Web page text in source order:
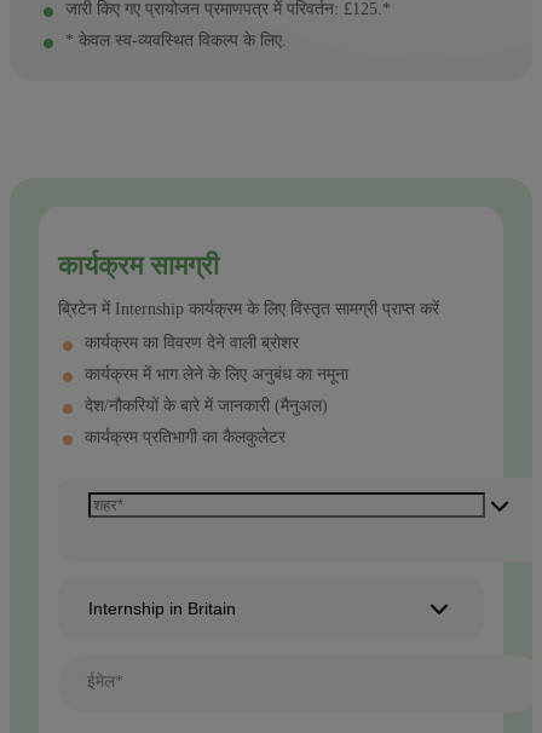
जारी किए गए प्रायोजन प्रमाणपत्र में परिवर्तन: £125.*
* केवल स्व-व्यवस्थित विकल्प के लिए.
कार्यक्रम सामग्री
ब्रिटेन में Internship कार्यक्रम के लिए विस्तृत सामग्री प्राप्त करें
कार्यक्रम का विवरण देने वाली ब्रोशर
कार्यक्रम में भाग लेने के लिए अनुबंध का नमूना
देश/नौकरियों के बारे में जानकारी (मैनुअल)
कार्यक्रम प्रतिभागी का कैलकुलेटर
Internship in Britain
ईमेल*